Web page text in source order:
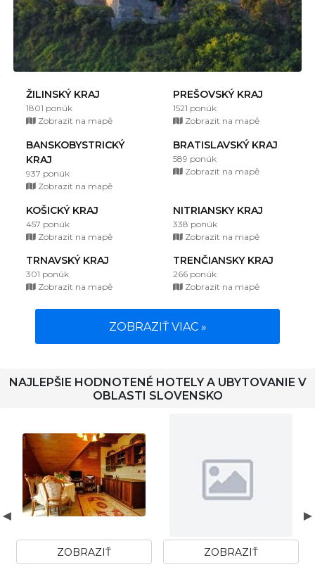
ŽILINSKÝ KRAJ
1801 ponúk
Zobrazit na mapě
PREŠOVSKÝ KRAJ
1521 ponúk
Zobrazit na mapě
BANSKOBYSTRICKÝ
KRAJ
937 ponúk
Zobrazit na mapě
BRATISLAVSKÝ KRAJ
589 ponúk
Zobrazit na mapě
KOŠICKÝ KRAJ
457 ponúk
Zobrazit na mapě
NITRIANSKY KRAJ
338 ponúk
Zobrazit na mapě
TRNAVSKÝ KRAJ
301 ponúk
Zobrazit na mapě
TRENČIANSKY KRAJ
266 ponúk
Zobrazit na mapě
ZOBRAZIŤ VIAC »
NAJLEPŠIE HODNOTENÉ HOTELY A UBYTOVANIE V
OBLASTI SLOVENSKO
ZOBRAZIŤ ZOBRAZIŤ